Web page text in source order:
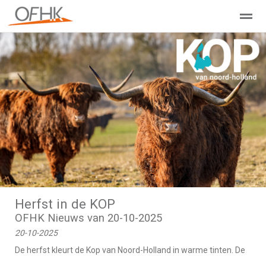
Ondernemers Federatie Hollands Kroon Leden - Lid worden?
Home Zoeken Nieuws Agenda
Herfst in de KOP
OFHK Nieuws van 20-10-2025
20-10-2025
De herfst kleurt de Kop van Noord-Holland in warme tinten. De